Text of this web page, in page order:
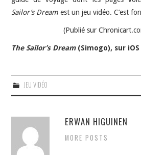
Sailor’s Dream est un jeu vidéo. C’est
(Publié sur
The Sailor’s Dream (Simogo), sur iOS
JEU VIDÉO
ERWAN HIGUINEN
MORE POSTS